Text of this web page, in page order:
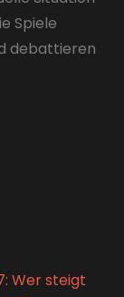
Spiele
debattieren
Wer steigt